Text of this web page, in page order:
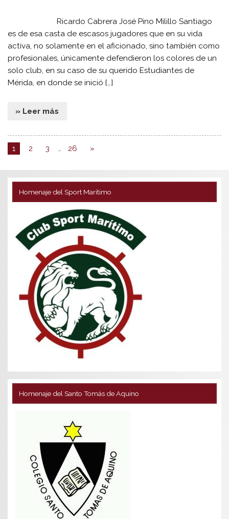
Ricardo Cabrera José Pino Milillo Santiago
es de esa casta de escasos jugadores que en su vida
activa, no solamente en el aficionado, sino también como
profesionales, únicamente defendieron los colores de un
solo club, en su caso de su querido Estudiantes de
Mérida, en donde se inició […]
» Leer más
1 2 3 … 26 »
Homenaje del Sport Marítimo
Homenaje del Santo Tomás de Aquino